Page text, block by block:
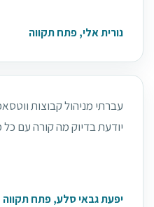
נורית אלי, פתח תקווה
עברתי מניהול קבוצות
יודעת בדיוק מה קורה עם
יפעת גבאי סלע, פתח תקווה